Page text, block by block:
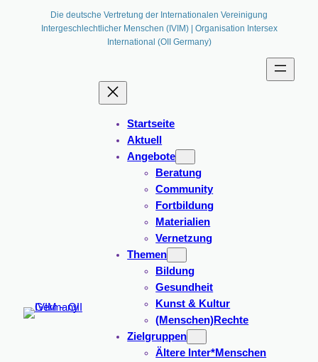
Die deutsche Vertretung der Internationalen Vereinigung
Intergeschlechtlicher Menschen (IVIM) | Organisation Intersex
International (OII Germany)
Startseite
Aktuell
Angebote
Beratung
Community
Fortbildung
Materialien
Vernetzung
Themen
Bildung
Gesundheit
Kunst & Kultur
(Menschen)Rechte
Zielgruppen
Ältere Inter*Menschen